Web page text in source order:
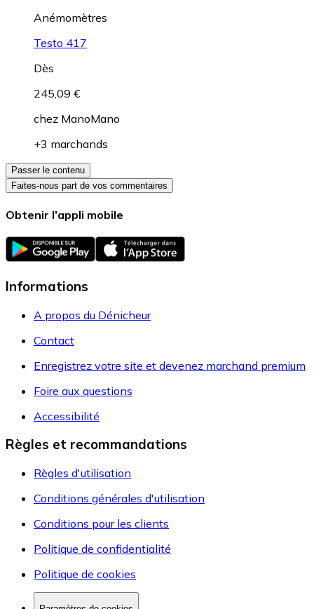
Anémomètres
Testo 417
Dès
245,09 €
chez ManoMano
+3 marchands
Passer le contenu
Faites-nous part de vos commentaires
Obtenir l’appli mobile
Informations
A propos du Dénicheur
Contact
Enregistrez votre site et devenez marchand premium
Foire aux questions
Accessibilité
Règles et recommandations
Règles d'utilisation
Conditions générales d'utilisation
Conditions pour les clients
Politique de confidentialité
Politique de cookies